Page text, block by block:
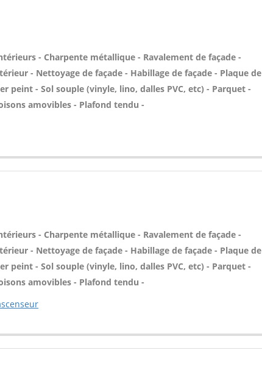
- Charpente métallique - Ravalement de façade -
- Nettoyage de façade - Habillage de façade - Plaque de
peint - Sol souple (vinyle, lino, dalles PVC, etc) - Parquet -
amovibles - Plafond tendu -
- Charpente métallique - Ravalement de façade -
- Nettoyage de façade - Habillage de façade - Plaque de
peint - Sol souple (vinyle, lino, dalles PVC, etc) - Parquet -
amovibles - Plafond tendu -